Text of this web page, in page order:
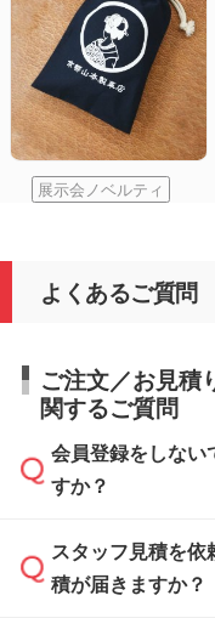
展示会ノベルティ
よくあるご質問
ご注文／お見積
関するご質問
会員登録をしない
すか？
可能です。見積
まま進む』ボタ
スタッフ見積を
積が届きますか？